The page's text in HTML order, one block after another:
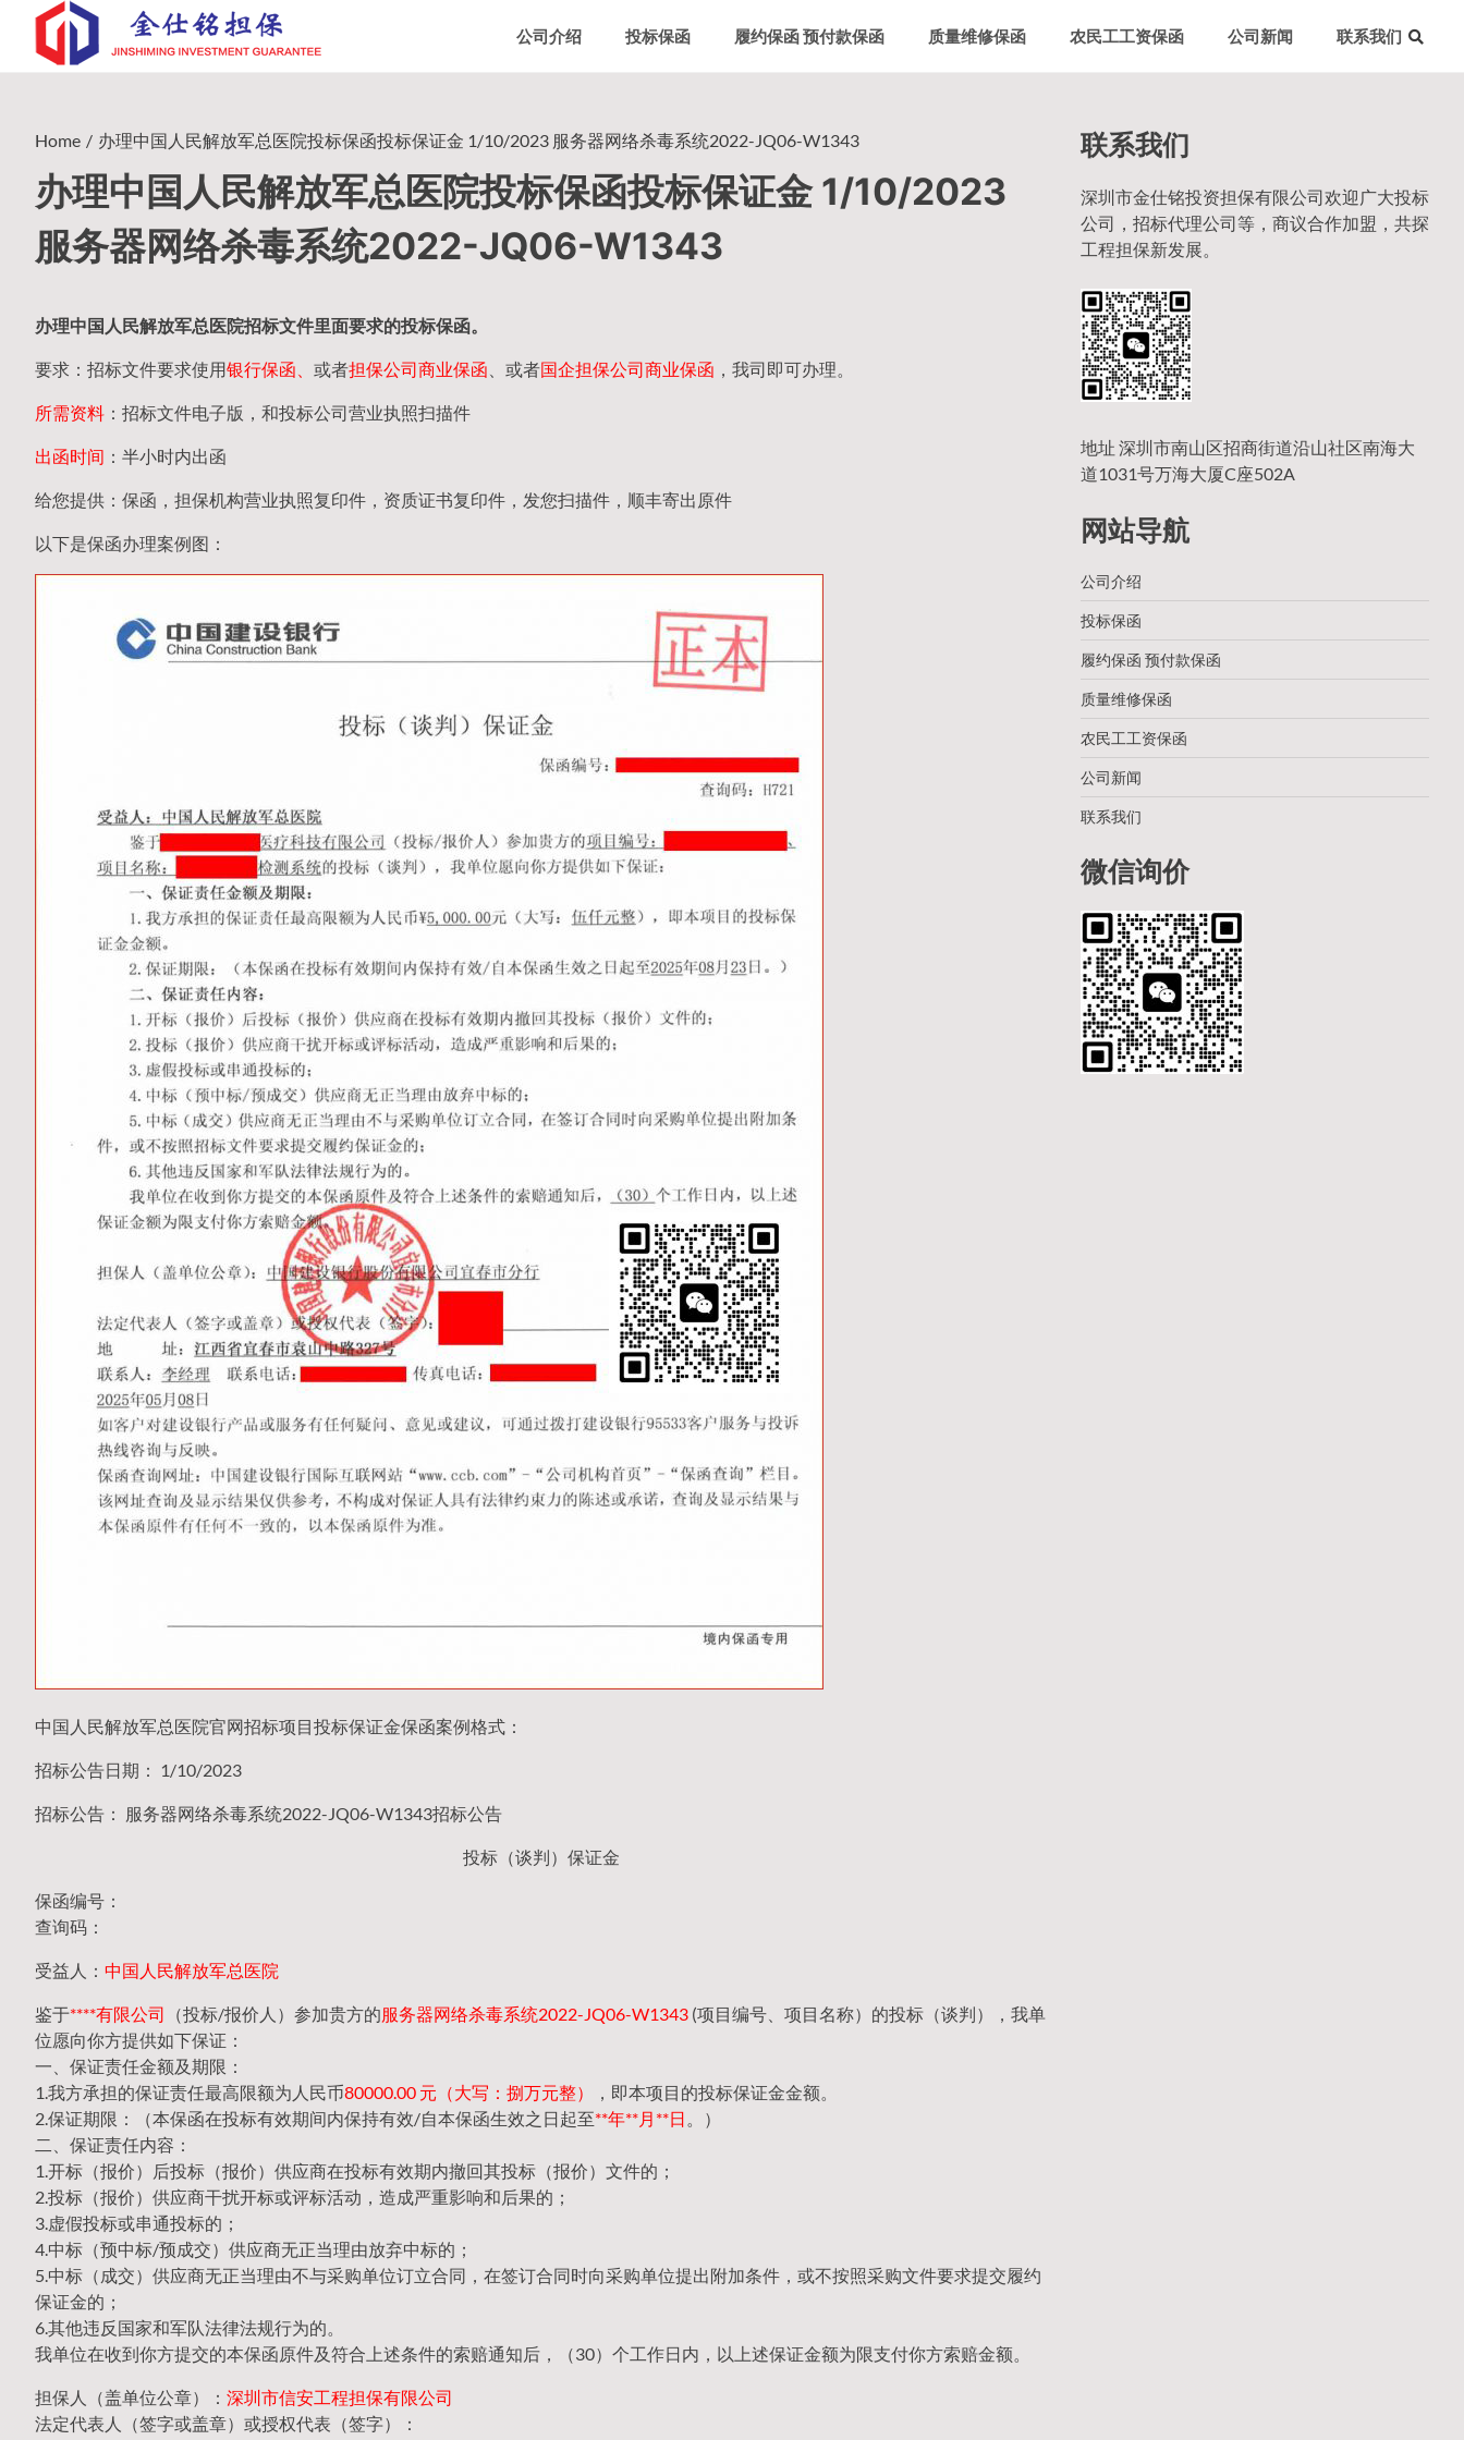
content
公司介绍 投标保函 履约保函 预付款保函 质量维修保函 农民工工资保函 公司新闻 联系我们
Home 办理中国人民解放军总医院投标保函投标保证金 1/10/2023 服务器网络杀毒系统2022-JQ06-W1343
办理中国人民解放军总医院投标保函投标保证金 1/10/2023
服务器网络杀毒系统2022-JQ06-W1343
办理中国人民解放军总医院招标文件里面要求的投标保函。
要求：招标文件要求使用银行保函、 或者担保公司商业保函 、或者国企担保公司商业保函 ，我司即可办理。
所需资料 ：招标文件电子版，和投标公司营业执照扫描件
出函时间 ：半小时内出函
给您提供：保函，担保机构营业执照复印件，资质证书复印件，发您扫描件，顺丰寄出原件
以下是保函办理案例图：
中国人民解放军总医院官网招标项目投标保证金保函案例格式：
招标公告日期： 1/10/2023
招标公告： 服务器网络杀毒系统2022-JQ06-W1343招标公告
投标（谈判）保证金
保函编号：
查询码：
受益人： 中国人民解放军总医院
鉴于****有限公司 （投标/报价人）参加贵方的服务器网络杀毒系统2022-JQ06-W1343 (项目编号、项目名称）的投标（谈判），我单
位愿向你方提供如下保证：
一、保证责任金额及期限：
1.我方承担的保证责任最高限额为人民币80000.00 元（大写：捌万元整）
，即本项目的投标保证金金额。
2.保证期限：（本保函在投标有效期间内保持有效/自本保函生效之日起至**年**月**日 。）
二、保证责任内容：
1.开标（报价）后投标（报价）供应商在投标有效期内撤回其投标（报价）文件的；
2.投标（报价）供应商干扰开标或评标活动，造成严重影响和后果的；
3.虚假投标或串通投标的；
4.中标（预中标/预成交）供应商无正当理由放弃中标的；
5.中标（成交）供应商无正当理由不与采购单位订立合同，在签订合同时向采购单位提出附加条件，或不按照采购文件要求提交履约
保证金的；
6.其他违反国家和军队法律法规行为的。
我单位在收到你方提交的本保函原件及符合上述条件的索赔通知后，（30）个工作日内，以上述保证金额为限支付你方索赔金额。
担保人（盖单位公章）： 深圳市信安工程担保有限公司
法定代表人（签字或盖章）或授权代表（签字）：
联系我们
深圳市金仕铭投资担保有限公司欢迎广大投标
公司，招标代理公司等，商议合作加盟，共探
工程担保新发展。
地址 深圳市南山区招商街道沿山社区南海大
道1031号万海大厦C座502A
网站导航
公司介绍
投标保函
履约保函 预付款保函
质量维修保函
农民工工资保函
公司新闻
联系我们
微信询价